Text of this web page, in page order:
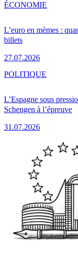
L’euro en mèmes :
billets
27.07.2026
ÉCONOMIE
L’Espagne sous
Schengen à l’épreuve
31.07.2026
POLITIQUE